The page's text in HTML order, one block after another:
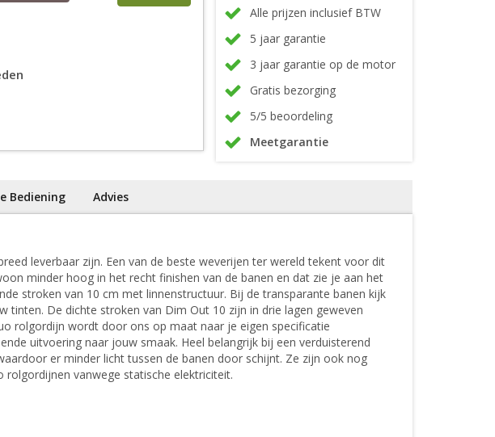
Alle prijzen inclusief BTW
5 jaar garantie
3 jaar garantie op de motor
Gratis bezorging
5/5 beoordeling
Meetgarantie
Bediening Advies
leverbaar zijn. Een van de beste weverijen ter wereld tekent voor dit
minder hoog in het recht finishen van de banen en dat zie je aan het
stroken van 10 cm met linnenstructuur. Bij de transparante banen kijk
De dichte stroken van Dim Out 10 zijn in drie lagen geweven
rolgordijn wordt door ons op maat naar je eigen specificatie
uitvoering naar jouw smaak. Heel belangrijk bij een verduisterend
er minder licht tussen de banen door schijnt. Ze zijn ook nog
vanwege statische elektriciteit.